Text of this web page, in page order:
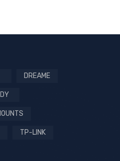
DREAME
TP-LINK